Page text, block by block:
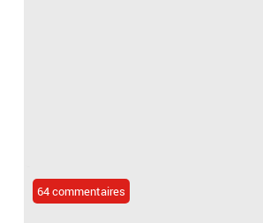
64 commentaires